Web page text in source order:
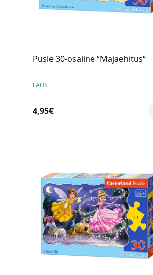
Pusle 30-osaline “Majaehitus“
LAOS
4,95€